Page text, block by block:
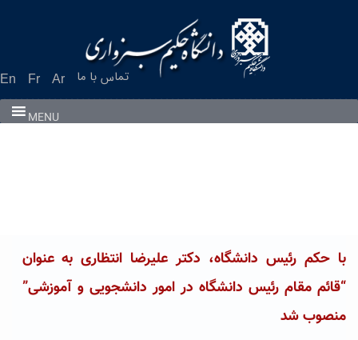
En Fr Ar تماس با ما
MENU
با حکم رئیس دانشگاه، دکتر علیرضا انتظاری به عنوان
“قائم مقام رئیس دانشگاه در امور دانشجویی و آموزشی”
منصوب شد